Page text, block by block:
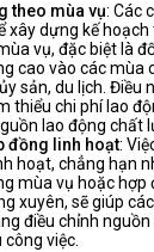
theo mùa vụ: Các
xây dựng kế
vụ, đặc biệt là
cao vào các mùa
sản, du lịch. Điều
thiểu chi phí lao
lao động chất
đồng linh hoạt:
hoạt, chẳng hạn
mùa vụ hoặc hợp
xuyên, sẽ giúp
điều chỉnh
công việc.